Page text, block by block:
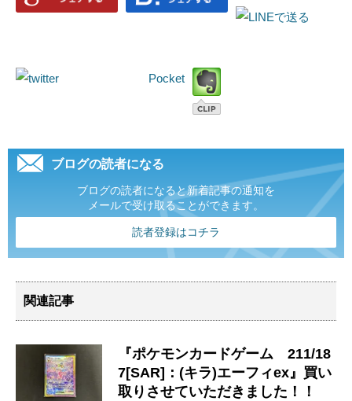
Pocket
ブログの読者になる
ブログの読者になると新着記事の通知を
メールで受け取ることができます。
読者登録はコチラ
関連記事
『ポケモンカードゲーム 211/18
7[SAR]：(キラ)エーフィex』買い
取りさせていただきました！！